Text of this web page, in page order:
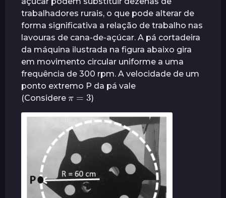
s
a
t
r
á
s
trabalhadores rurais, o que pode alterar de
forma significativa a relação de trabalho nas
lavouras de cana-de-açúcar. A pá cortadeira
da máquina ilustrada na figura abaixo gira
em movimento circular uniforme a uma
frequência de 300 rpm. A velocidade de um
ponto extremo P da pá vale
(Considere
π= 3
)